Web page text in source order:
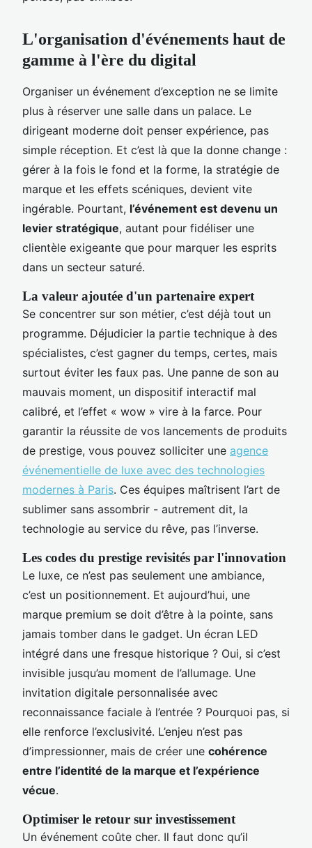
L'organisation d'événements haut de
gamme à l'ère du digital
Organiser un événement d’exception ne se limite
plus à réserver une salle dans un palace. Le
dirigeant moderne doit penser expérience, pas
simple réception. Et c’est là que la donne change :
gérer à la fois le fond et la forme, la stratégie de
marque et les effets scéniques, devient vite
ingérable. Pourtant, l’événement est devenu un
levier stratégique, autant pour fidéliser une
clientèle exigeante que pour marquer les esprits
dans un secteur saturé.
La valeur ajoutée d'un partenaire expert
Se concentrer sur son métier, c’est déjà tout un
programme. Déjudicier la partie technique à des
spécialistes, c’est gagner du temps, certes, mais
surtout éviter les faux pas. Une panne de son au
mauvais moment, un dispositif interactif mal
calibré, et l’effet « wow » vire à la farce. Pour
garantir la réussite de vos lancements de produits
de prestige, vous pouvez solliciter une agence
événementielle de luxe avec des technologies
modernes à Paris. Ces équipes maîtrisent l’art de
sublimer sans assombrir - autrement dit, la
technologie au service du rêve, pas l’inverse.
Les codes du prestige revisités par l'innovation
Le luxe, ce n’est pas seulement une ambiance,
c’est un positionnement. Et aujourd’hui, une
marque premium se doit d’être à la pointe, sans
jamais tomber dans le gadget. Un écran LED
intégré dans une fresque historique ? Oui, si c’est
invisible jusqu’au moment de l’allumage. Une
invitation digitale personnalisée avec
reconnaissance faciale à l’entrée ? Pourquoi pas, si
elle renforce l’exclusivité. L’enjeu n’est pas
d’impressionner, mais de créer une cohérence
entre l’identité de la marque et l’expérience
vécue.
Optimiser le retour sur investissement
Un événement coûte cher. Il faut donc qu’il